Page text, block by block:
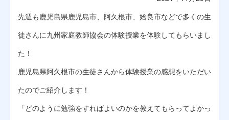
先週も鹿児島県鹿児島市、阿久根市、姶良市などで多くの生
徒さんに九州家庭教師協会の体験授業を体験してもらいまし
た！
鹿児島県阿久根市の生徒さんから体験授業の感想をいただい
たのでご紹介します！
「どのように勉強をすればよいのかを教えてもらってよかっ